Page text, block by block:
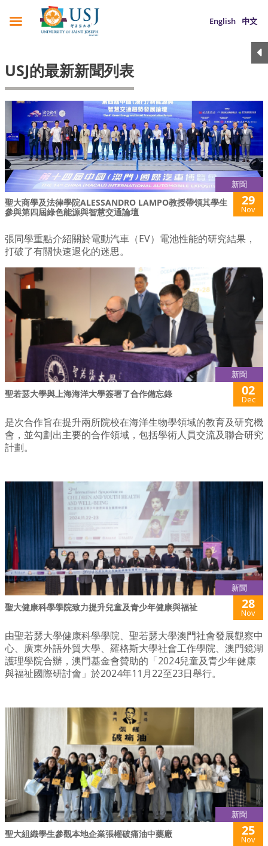
English 中文
USJ的最新新聞列表
新聞
聖大商學及法律學院ALESSANDRO LAMPO教授帶領其學生
參與第四屆綠色能源與智慧交通論壇
29
Nov
張同學重點介紹關於電動汽車（EV）電池性能的研究結果，
打破了有關快速退化的迷思。
新聞
聖若瑟大學與上海海洋大學簽署了合作備忘錄 02
Dec
是次合作旨在提升兩所院校在海洋生物學領域的教育及研究機
會，並勾劃出主要的合作領域，包括學術人員交流及聯合研究
計劃。
新聞
聖大健康科學學院致力提升兒童及青少年健康與福祉 28
Nov
由聖若瑟大學健康科學學院、聖若瑟大學澳門社會發展觀察中
心、廣東外語外貿大學、羅格斯大學社會工作學院、澳門鏡湖
護理學院合辦，澳門基金會贊助的「2024兒童及青少年健康
與福祉國際研討會」於2024年11月22至23日舉行。
新聞
聖大組織學生參觀本地企業張權破痛油中藥廠 25
Nov